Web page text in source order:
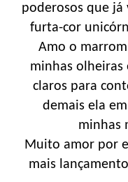
poderosos que já
furta-cor
Amo o
minhas olheiras
claros para
demais ela
minhas
Muito amor por
mais